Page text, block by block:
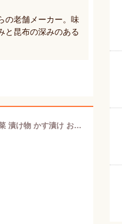
の老舗メーカー。味
と昆布の深みのある
【お買い物マラソン ポイント5倍 7/19 20:00~】きざみ奈良漬け 200グラム｜惣菜 漬け物 かす漬け おかず おつまみ 漬け物 酒粕 酒粕 奈良県 きくや 珍味 お土産 ★